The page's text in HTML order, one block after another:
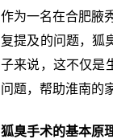
作为一名在合肥腋
复提及的问题，狐
子来说，这不仅是
问题，帮助淮南的
狐臭手术的基本原